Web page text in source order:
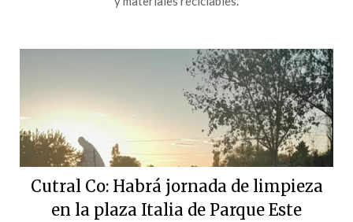
Cutral Co: Habrá jornada de limpieza
en la plaza Italia de Parque Este